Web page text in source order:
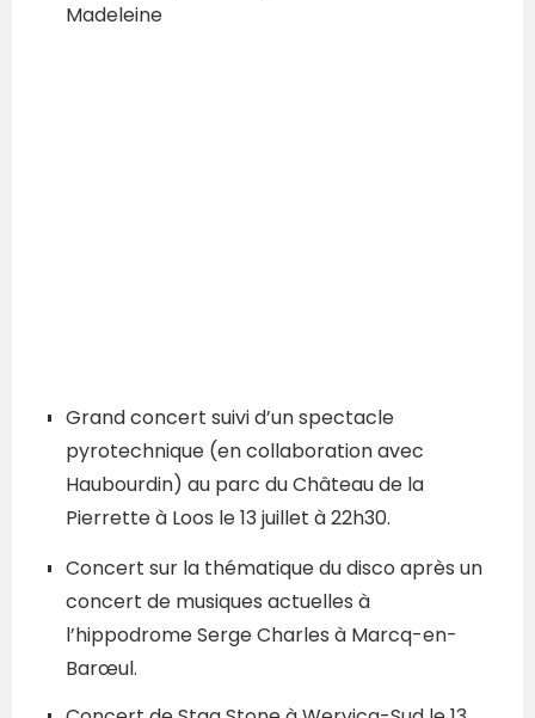
Madeleine
Grand concert suivi d’un spectacle
pyrotechnique (en collaboration avec
Haubourdin) au parc du Château de la
Pierrette à Loos le 13 juillet à 22h30.
Concert sur la thématique du disco après un
concert de musiques actuelles à
l’hippodrome Serge Charles à Marcq-en-
Barœul.